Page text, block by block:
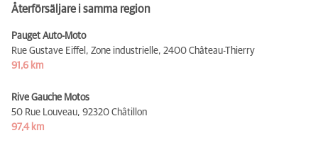
Återförsäljare i samma region
Pauget Auto-Moto
Rue Gustave Eiffel, Zone industrielle, 2400 Château-Thierry
91,6 km
Rive Gauche Motos
50 Rue Louveau, 92320 Châtillon
97,4 km